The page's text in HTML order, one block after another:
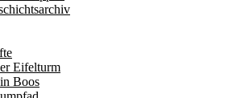
Eifelturm
Boos